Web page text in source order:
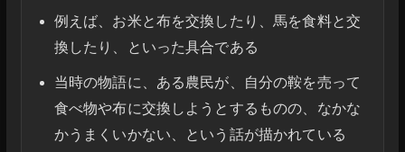
例えば、お米と布を交換したり、馬を食料と交
換したり、といった具合である
当時の物語に、ある農民が、自分の鞍を売って
食べ物や布に交換しようとするものの、なかな
かうまくいかない、という話が描かれている